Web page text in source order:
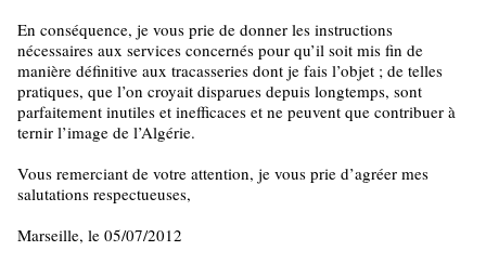
En conséquence, je vous prie de donner les instructions
nécessaires aux services concernés pour qu’il soit mis fin de
manière définitive aux tracasseries dont je fais l’objet ; de telles
pratiques, que l’on croyait disparues depuis longtemps, sont
parfaitement inutiles et inefficaces et ne peuvent que contribuer à
ternir l’image de l’Algérie.
Vous remerciant de votre attention, je vous prie d’agréer mes
salutations respectueuses,
Marseille, le 05/07/2012